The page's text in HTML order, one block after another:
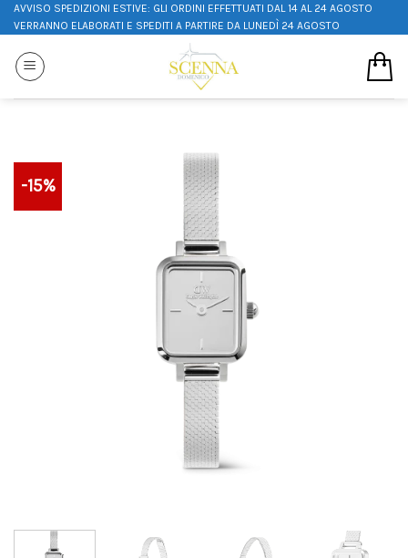
AVVISO SPEDIZIONI ESTIVE: GLI ORDINI EFFETTUATI DAL 14 AL 24 AGOSTO
VERRANNO ELABORATI E SPEDITI A PARTIRE DA LUNEDÌ 24 AGOSTO
-15%